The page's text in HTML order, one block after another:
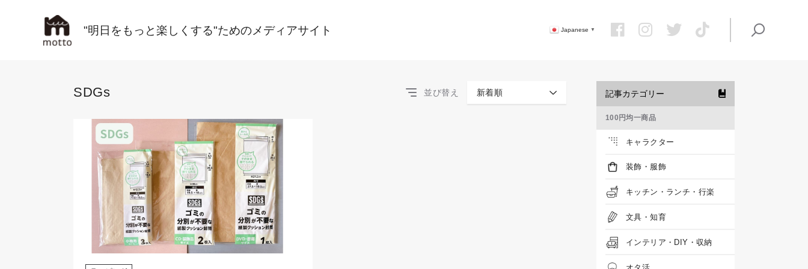
"明日をもっと楽しくする"ためのメディアサイト Japanese ▼
SDGs 並び替え 新着順 記事カテゴリー
100円均一商品
キャラクター
装飾・服飾
キッチン・ランチ・行楽
文具・知育
インテリア・DIY・収納